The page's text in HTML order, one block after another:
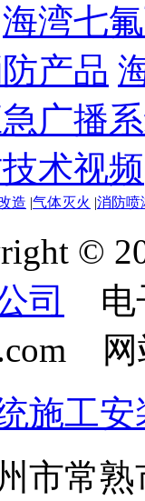
海湾七
产品
广播
术视频
造 |气体灭火 |消防喷
©
司
电
施工
市常